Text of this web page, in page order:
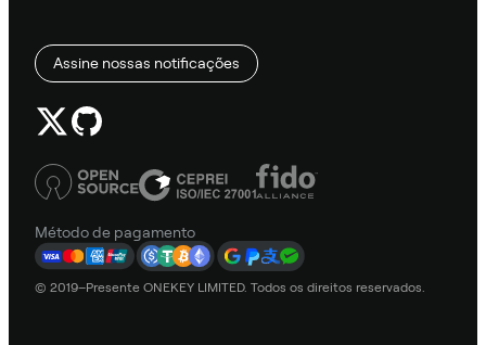
Assine nossas notificações
Método de pagamento
© 2019–Presente ONEKEY LIMITED. Todos os direitos reservados.